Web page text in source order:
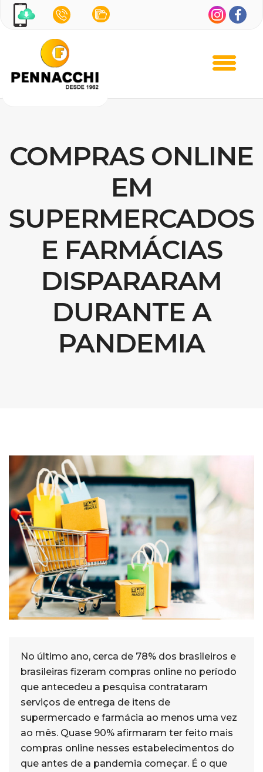
COMPRAS ONLINE
EM
SUPERMERCADOS
E FARMÁCIAS
DISPARARAM
DURANTE A
PANDEMIA
No último ano, cerca de 78% dos brasileiros e
brasileiras fizeram compras online no período
que antecedeu a pesquisa contrataram
serviços de entrega de itens de
supermercado e farmácia ao menos uma vez
ao mês. Quase 90% afirmaram ter feito mais
compras online nesses estabelecimentos do
que antes de a pandemia começar. É o que